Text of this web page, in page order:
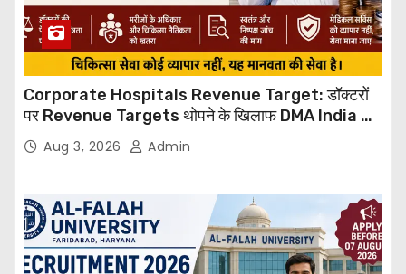
Corporate Hospitals Revenue Target: डॉक्टरों
पर Revenue Targets थोपने के खिलाफ DMA India का
बड़ा कदम, NHRC से Suo Motu जांच की मांग
Aug 3, 2026 Admin